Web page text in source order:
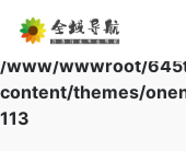
Warning: Array to
/www/wwwroot/
content/themes/
113